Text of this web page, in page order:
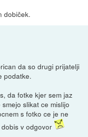
dobiček.
da so drugi prijatelji
podatke.
da fotke kjer sem jaz
slikat ce mislijo
s fotko ce je ne
v odgovor